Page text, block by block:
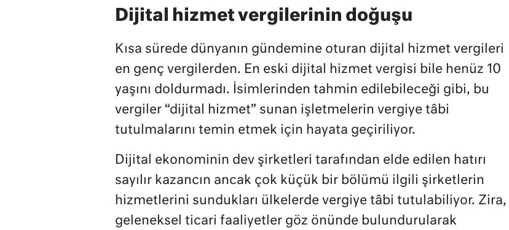
Dijital hizmet vergilerinin doğuşu
Kısa sürede dünyanın gündemine oturan dijital hizmet vergileri
en genç vergilerden. En eski dijital hizmet vergisi bile henüz 10
yaşını doldurmadı. İsimlerinden tahmin edilebileceği gibi, bu
vergiler “dijital hizmet” sunan işletmelerin vergiye tâbi
tutulmalarını temin etmek için hayata geçiriliyor.
Dijital ekonominin dev şirketleri tarafından elde edilen hatırı
sayılır kazancın ancak çok küçük bir bölümü ilgili şirketlerin
hizmetlerini sundukları ülkelerde vergiye tâbi tutulabiliyor. Zira,
geleneksel ticari faaliyetler göz önünde bulundurularak